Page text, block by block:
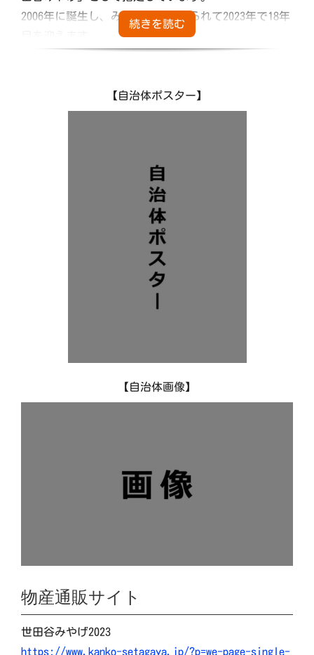
2006年に誕生し、みなさまに支えられて2023年で18年
あなたの大切な人に、「世田谷」を添えて・・・。
【自治体ポスター】
【自治体画像】
物産通販サイト
世田谷みやげ2023
https://www.kanko-setagaya.jp/?p=we-page-single-